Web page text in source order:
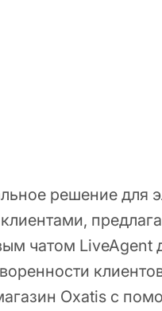
решение для
чатом LiveAgent
Oxatis с